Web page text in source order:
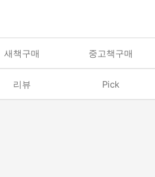
새책구매 중고책구매
리뷰 Pick